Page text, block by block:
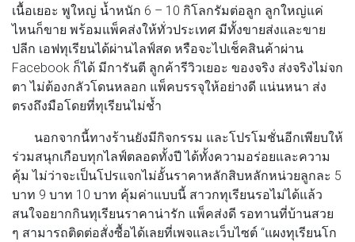
เนื้อเยอะ พูใหญ่ น้ำหนัก 6 – 10 กิโลกรัมต่อลูก ลูกใหญ่แค่
ไหนก็ขาย พร้อมแพ็คส่งให้ทั่วประเทศ มีทั้งขายส่งและขาย
ปลีก เอฟทุเรียนได้ผ่านไลฟ์สด หรือจะไปเช็คสินค้าผ่าน
Facebook ก็ได้ มีการันตี ลูกค้ารีวิวเยอะ ของจริง ส่งจริงไม่จก
ตา ไม่ต้องกลัวโดนหลอก แพ็คบรรจุให้อย่างดี แน่นหนา ส่ง
ตรงถึงมือโดยที่ทุเรียนไม่ช้ำ
นอกจากนี้ทางร้านยังมีกิจกรรม และโปรโมชั่นอีกเพียบให้
ร่วมสนุกเกือบทุกไลฟ์ตลอดทั้งปี ได้ทั้งความอร่อยและความ
คุ้ม ไม่ว่าจะเป็นโปรแจกไม่อั้นราคาหลักสิบหลักหน่วยลูกละ 5
บาท 9 บาท 10 บาท คุ้มค่าแบบนี้ สาวกทุเรียนรอไม่ได้แล้ว
สนใจอยากกินทุเรียนราคาน่ารัก แพ็คส่งดี รอทานที่บ้านสวย
ๆ สามารถติดต่อสั่งซื้อได้เลยที่เพจและเว็บไซต์ “แผงทุเรียนโก